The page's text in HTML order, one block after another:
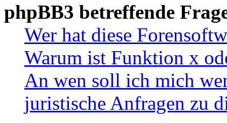
phpBB3 betreffende
Wer hat diese
Warum ist Funktion x
An wen soll ich mich
juristische Anfragen zu